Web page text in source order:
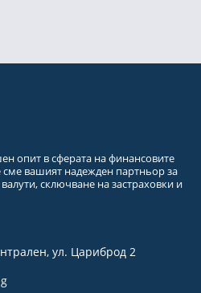
опит в сферата на финансовите
сме вашият надежден партньор за
сключване на застраховки и
ул. Цариброд 2